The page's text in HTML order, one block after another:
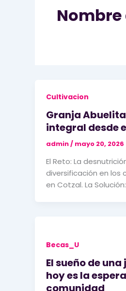
Cultivacion
Granja
integral desde
admin/ mayo 20, 2026
El Reto: La
diversificación en los
en Cotzal. La
Becas_U
El sueño de
hoy es la
comunidad